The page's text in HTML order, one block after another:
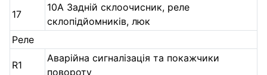
17
10A Задній склоочисник, реле
склопідйомників, люк
Реле
R1
Аварійна сигналізація та покажчики
повороту